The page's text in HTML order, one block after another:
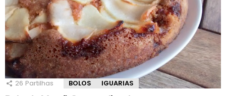
26 Partilhas BOLOS IGUARIAS